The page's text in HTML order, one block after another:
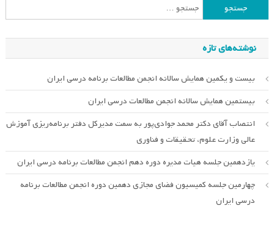
جستجو
برای:
نوشته‌های تازه
بیست و یکمین همایش سالانه انجمن مطالعات برنامه درسی ایران
بیستمین همایش سالانه انجمن مطالعات درسی ایران
انتصاب آقای دکتر محمد جوادی‌پور به سمت مدیرکل دفتر برنامه‌ریزی آموزش
عالی وزارت علوم، تحقیقات و فناوری
یازدهمین جلسه هیات مدیره دوره دهم انجمن مطالعات برنامه درسی ایران
چهارمین جلسه کمیسیون فضای مجازی دهمین دوره انجمن مطالعات برنامه
درسی ایران